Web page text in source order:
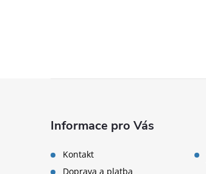
Informace pro Vás
Kontakt
Doprava a platba